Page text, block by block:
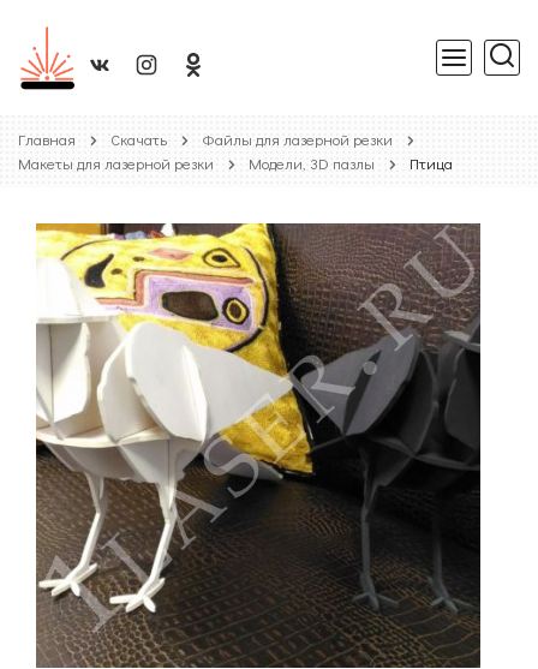
Главная Скачать
Файлы для лазерной резки
Макеты для лазерной резки
Модели, 3D пазлы Птица